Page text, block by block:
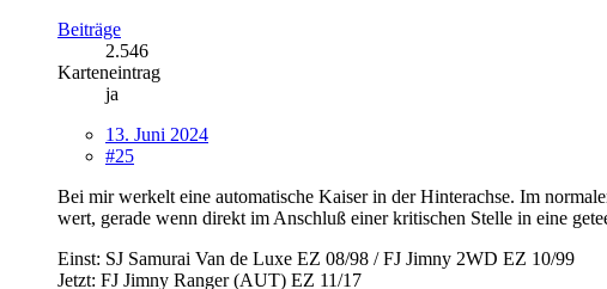
Beiträge
2.546
Karteneintrag
ja
13. Juni 2024
#25
Bei mir werkelt eine automatische Kaiser in der Hinterachse. Im
wert, gerade wenn direkt im Anschluß einer kritischen Stelle in eine
Einst: SJ Samurai Van de Luxe EZ 08/98 / FJ Jimny 2WD EZ 10/99
Jetzt: FJ Jimny Ranger (AUT) EZ 11/17